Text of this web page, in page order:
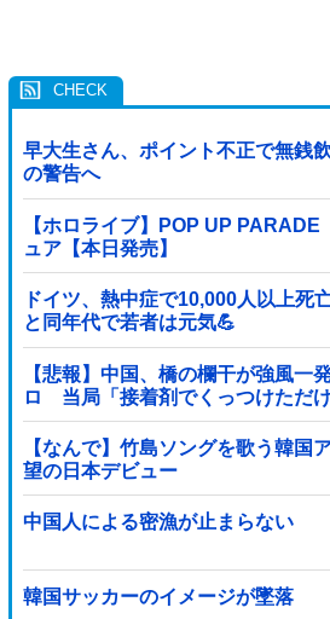
早大生さん、ポイント不正で無銭
の警告へ
【ホロライブ】POP UP
ュア【本日発売】
ドイツ、熱中症で10,000人以上死
と同年代で若者は元気💪
【悲報】中国、橋の欄干が強風
ロ 当局「接着剤でくっつけただ
題はない」
【なんで】竹島ソングを歌う韓国
望の日本デビュー
中国人による密漁が止まらない
韓国サッカーのイメージが墜落